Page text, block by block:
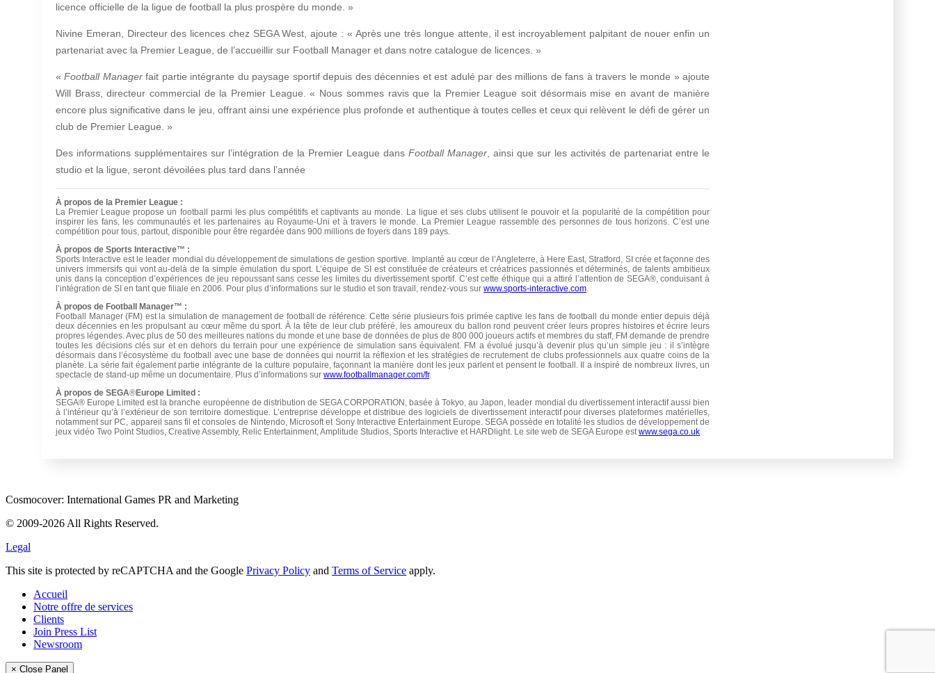
licence officielle de la ligue de football la plus prospère du monde. »
Nivine Emeran, Directeur des licences chez SEGA West, ajoute : « Après une très longue attente, il est incroyablement palpitant de nouer enfin un
partenariat avec la Premier League, de l’accueillir sur Football Manager et dans notre catalogue de licences. »
«Football Managerfait partie intégrante du paysage sportif depuis des décennies et est adulé par des millions de fans à travers le monde » ajoute
Will Brass, directeur commercial de la Premier League. « Nous sommes ravis que la Premier League soit désormais mise en avant de manière
encore plus significative dans le jeu, offrant ainsi une expérience plus profonde et authentique à toutes celles et ceux qui relèvent le défi de gérer un
club de Premier League. »
Des informations supplémentaires sur l’intégration de la Premier League dans Football Manager , ainsi que sur les activités de partenariat entre le
studio et la ligue, seront dévoilées plus tard dans l’année
À propos de la Premier League :
La Premier League propose un football parmi les plus compétitifs et captivants au monde. La ligue et ses clubs utilisent le pouvoir et la popularité de la compétition pour
inspirer les fans, les communautés et les partenaires au Royaume-Uni et à travers le monde. La Premier League rassemble des personnes de tous horizons. C’est une
compétition pour tous, partout, disponible pour être regardée dans 900 millions de foyers dans 189 pays.
À propos de Sports Interactive™ :
Sports Interactive est le leader mondial du développement de simulations de gestion sportive. Implanté au cœur de l’Angleterre, à Here East, Stratford, SI crée et façonne des
univers immersifs qui vont au-delà de la simple émulation du sport. L’équipe de SI est constituée de créateurs et créatrices passionnés et déterminés, de talents ambitieux
unis dans la conception d’expériences de jeu repoussant sans cesse les limites du divertissement sportif. C’est cette éthique qui a attiré l’attention de SEGA®, conduisant à
l’intégration de SI en tant que filiale en 2006. Pour plus d’informations sur le studio et son travail, rendez-vous sur www.sports-interactive.com.
À propos de Football Manager™ :
Football Manager (FM) est la simulation de management de football de référence. Cette série plusieurs fois primée captive les fans de football du monde entier depuis déjà
deux décennies en les propulsant au cœur même du sport. À la tête de leur club préféré, les amoureux du ballon rond peuvent créer leurs propres histoires et écrire leurs
propres légendes. Avec plus de 50 des meilleures nations du monde et une base de données de plus de 800 000 joueurs actifs et membres du staff, FM demande de prendre
toutes les décisions clés sur et en dehors du terrain pour une expérience de simulation sans équivalent. FM a évolué jusqu’à devenir plus qu’un simple jeu : il s’intègre
désormais dans l’écosystème du football avec une base de données qui nourrit la réflexion et les stratégies de recrutement de clubs professionnels aux quatre coins de la
planète. La série fait également partie intégrante de la culture populaire, façonnant la manière dont les jeux parlent et pensent le football. Il a inspiré de nombreux livres, un
spectacle de stand-up même un documentaire. Plus d’informations sur www.footballmanager.com/fr.
À propos de SEGA®Europe Limited :
SEGA® Europe Limited est la branche européenne de distribution de SEGA CORPORATION, basée à Tokyo, au Japon, leader mondial du divertissement interactif aussi bien
à l’intérieur qu’à l’extérieur de son territoire domestique. L’entreprise développe et distribue des logiciels de divertissement interactif pour diverses plateformes matérielles,
notamment sur PC, appareil sans fil et consoles de Nintendo, Microsoft et Sony Interactive Entertainment Europe. SEGA possède en totalité les studios de développement de
jeux vidéo Two Point Studios, Creative Assembly, Relic Entertainment, Amplitude Studios, Sports Interactive et HARDlight. Le site web de SEGA Europe estwww.sega.co.uk
Cosmocover: International Games PR and Marketing
© 2009-2026 All Rights Reserved.
Legal
This site is protected by reCAPTCHA and the Google Privacy Policy and Terms of Service apply.
Accueil
Notre offre de services
Clients
Join Press List
Newsroom
× Close Panel